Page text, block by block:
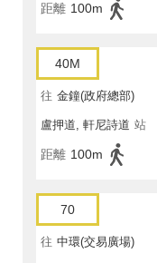
距離 100m
40M
往 金鐘(政府總部)
盧押道, 軒尼詩道 站
距離 100m
70
往 中環(交易廣場)